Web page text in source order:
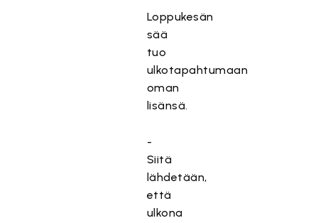
Loppukesän
sää
tuo
ulkotapahtumaan
oman
lisänsä.
-
Siitä
lähdetään,
että
ulkona